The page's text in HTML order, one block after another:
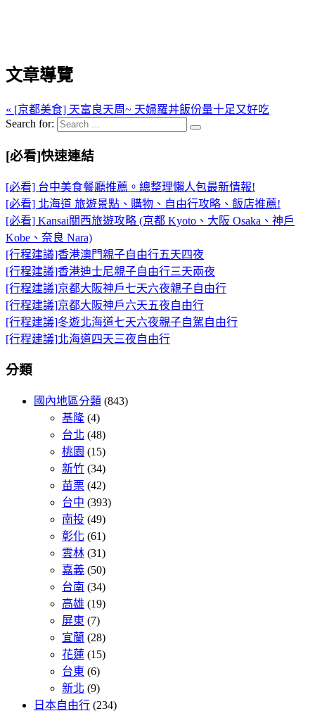
文章導覽
« [京都美食] 天富良天周~ 天婦羅丼飯份量十足又好吃
Search for:
[必看]快速連結
[必看] 台中美食餐廳推薦。總整理懶人包最新情報!
[必看] 北海道 旅遊景點、購物、自由行攻略、飯店推薦!
[必看] Kansai關西旅遊攻略 (京都 Kyoto、大阪 Osaka、神戶
Kobe、奈良 Nara)
[行程建議]香港澳門親子自由行五天四夜
[行程建議]香港迪士尼親子自由行三天兩夜
[行程建議]京都大阪神戶七天六夜親子自由行
[行程建議]京都大阪神戶六天五夜自由行
[行程建議]冬遊北海道七天六夜親子自駕自由行
[行程建議]北海道四天三夜自由行
分類
國內地區分類 (843)
基隆 (4)
台北 (48)
桃園 (15)
新竹 (34)
苗栗 (42)
台中 (393)
南投 (49)
彰化 (61)
雲林 (31)
嘉義 (50)
台南 (34)
高雄 (19)
屏東 (7)
宜蘭 (28)
花蓮 (15)
台東 (6)
新北 (9)
日本自由行 (234)